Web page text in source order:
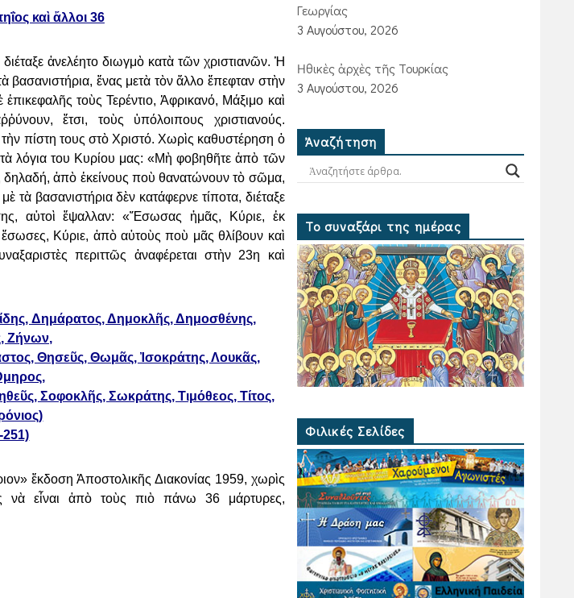
καὶ ἄλλοι 36
ἀνελέητο διωγμὸ κατὰ τῶν χριστιανῶν. Ἡ
ἕνας μετὰ τὸν ἄλλο ἔπεφταν στὴν
ἐπικεφαλῆς τοὺς Τερέντιο, Ἀφρικανό, Μάξιμο καὶ
ἔτσι, τοὺς ὑπόλοιπους χριστιανούς.
πίστη τους στὸ Χριστό. Χωρὶς καθυστέρηση ὁ
λόγια του Κυρίου μας:«Μὴ φοβηθῆτε ἀπὸ τῶν
δηλαδή, ἀπὸ ἐκείνους ποὺ θανατώνουν τὸ σῶμα,
τὰ βασανιστήρια δὲν κατάφερνε τίποτα, διέταξε
αὐτοὶ ἔψαλλαν: «Ἔσωσας ἡμᾶς, Κύριε, ἐκ
ἔσωσες, Κύριε, ἀπὸ αὐτοὺς ποὺ μᾶς θλίβουν καὶ
περιττῶς ἀναφέρεται στὴν 23η καὶ
Δημάρατος, Δημοκλῆς, Δημοσθένης,
Ζήνων,
Θησεῦς, Θωμᾶς, Ἰσοκράτης, Λουκᾶς,
Σοφοκλῆς, Σωκράτης, Τιμόθεος, Τίτος,
251)
ἔκδοση Ἀποστολικῆς Διακονίας 1959, χωρὶς
νὰ εἶναι ἀπὸ τοὺς πιὸ πάνω 36 μάρτυρες,
Γεωργίας
3 Αυγούστου, 2026
Ἠθικὲς ἀρχὲς τῆς Τουρκίας
3 Αυγούστου, 2026
Ἀναζήτηση
Το συναξάρι της ημέρας
Φιλικές Σελίδες